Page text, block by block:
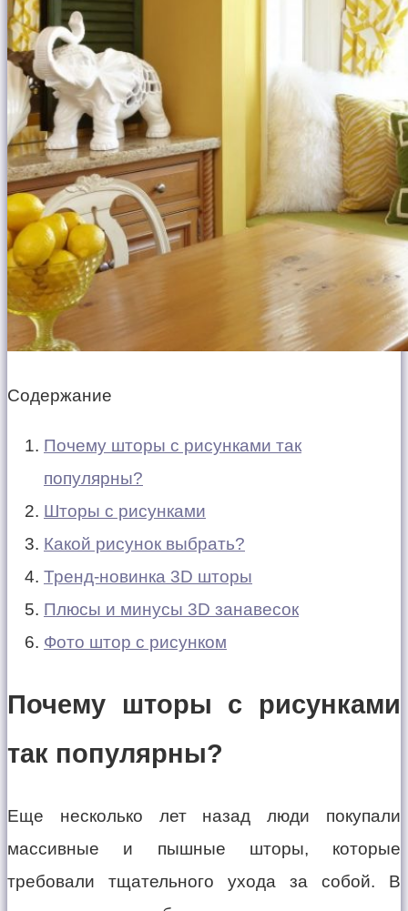
Содержание
Почему шторы с рисунками так
популярны?
Шторы с рисунками
Какой рисунок выбрать?
Тренд-новинка 3D шторы
Плюсы и минусы 3D занавесок
Фото штор с рисунком
Почему шторы с рисунками
так популярны?
Еще несколько лет назад люди покупали
массивные и пышные шторы, которые
требовали тщательного ухода за собой. В